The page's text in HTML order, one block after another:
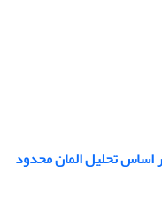
اساس تحلیل المان محدود